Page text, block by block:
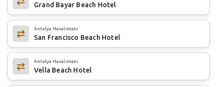
Grand Bayar Beach Hotel
Antalya Havalimanı
San Francisco Beach Hotel
Antalya Havalimanı
Vella Beach Hotel